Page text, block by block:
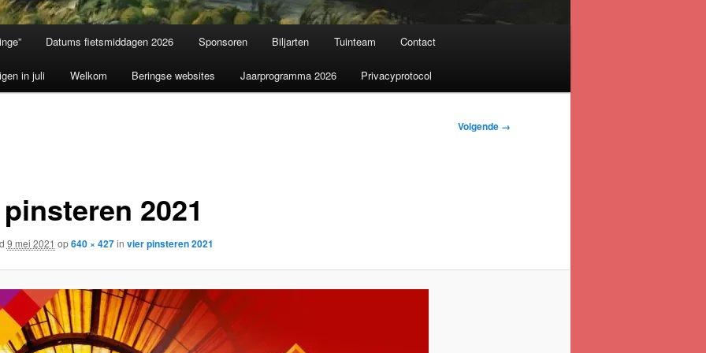
Datums fietsmiddagen 2026 Sponsoren Biljarten Tuinteam Contact
in juli Welkom Beringse websites Jaarprogramma 2026 Privacyprotocol
Volgende →
2021
9 mei 2021 op640 × 427in vier pinsteren 2021